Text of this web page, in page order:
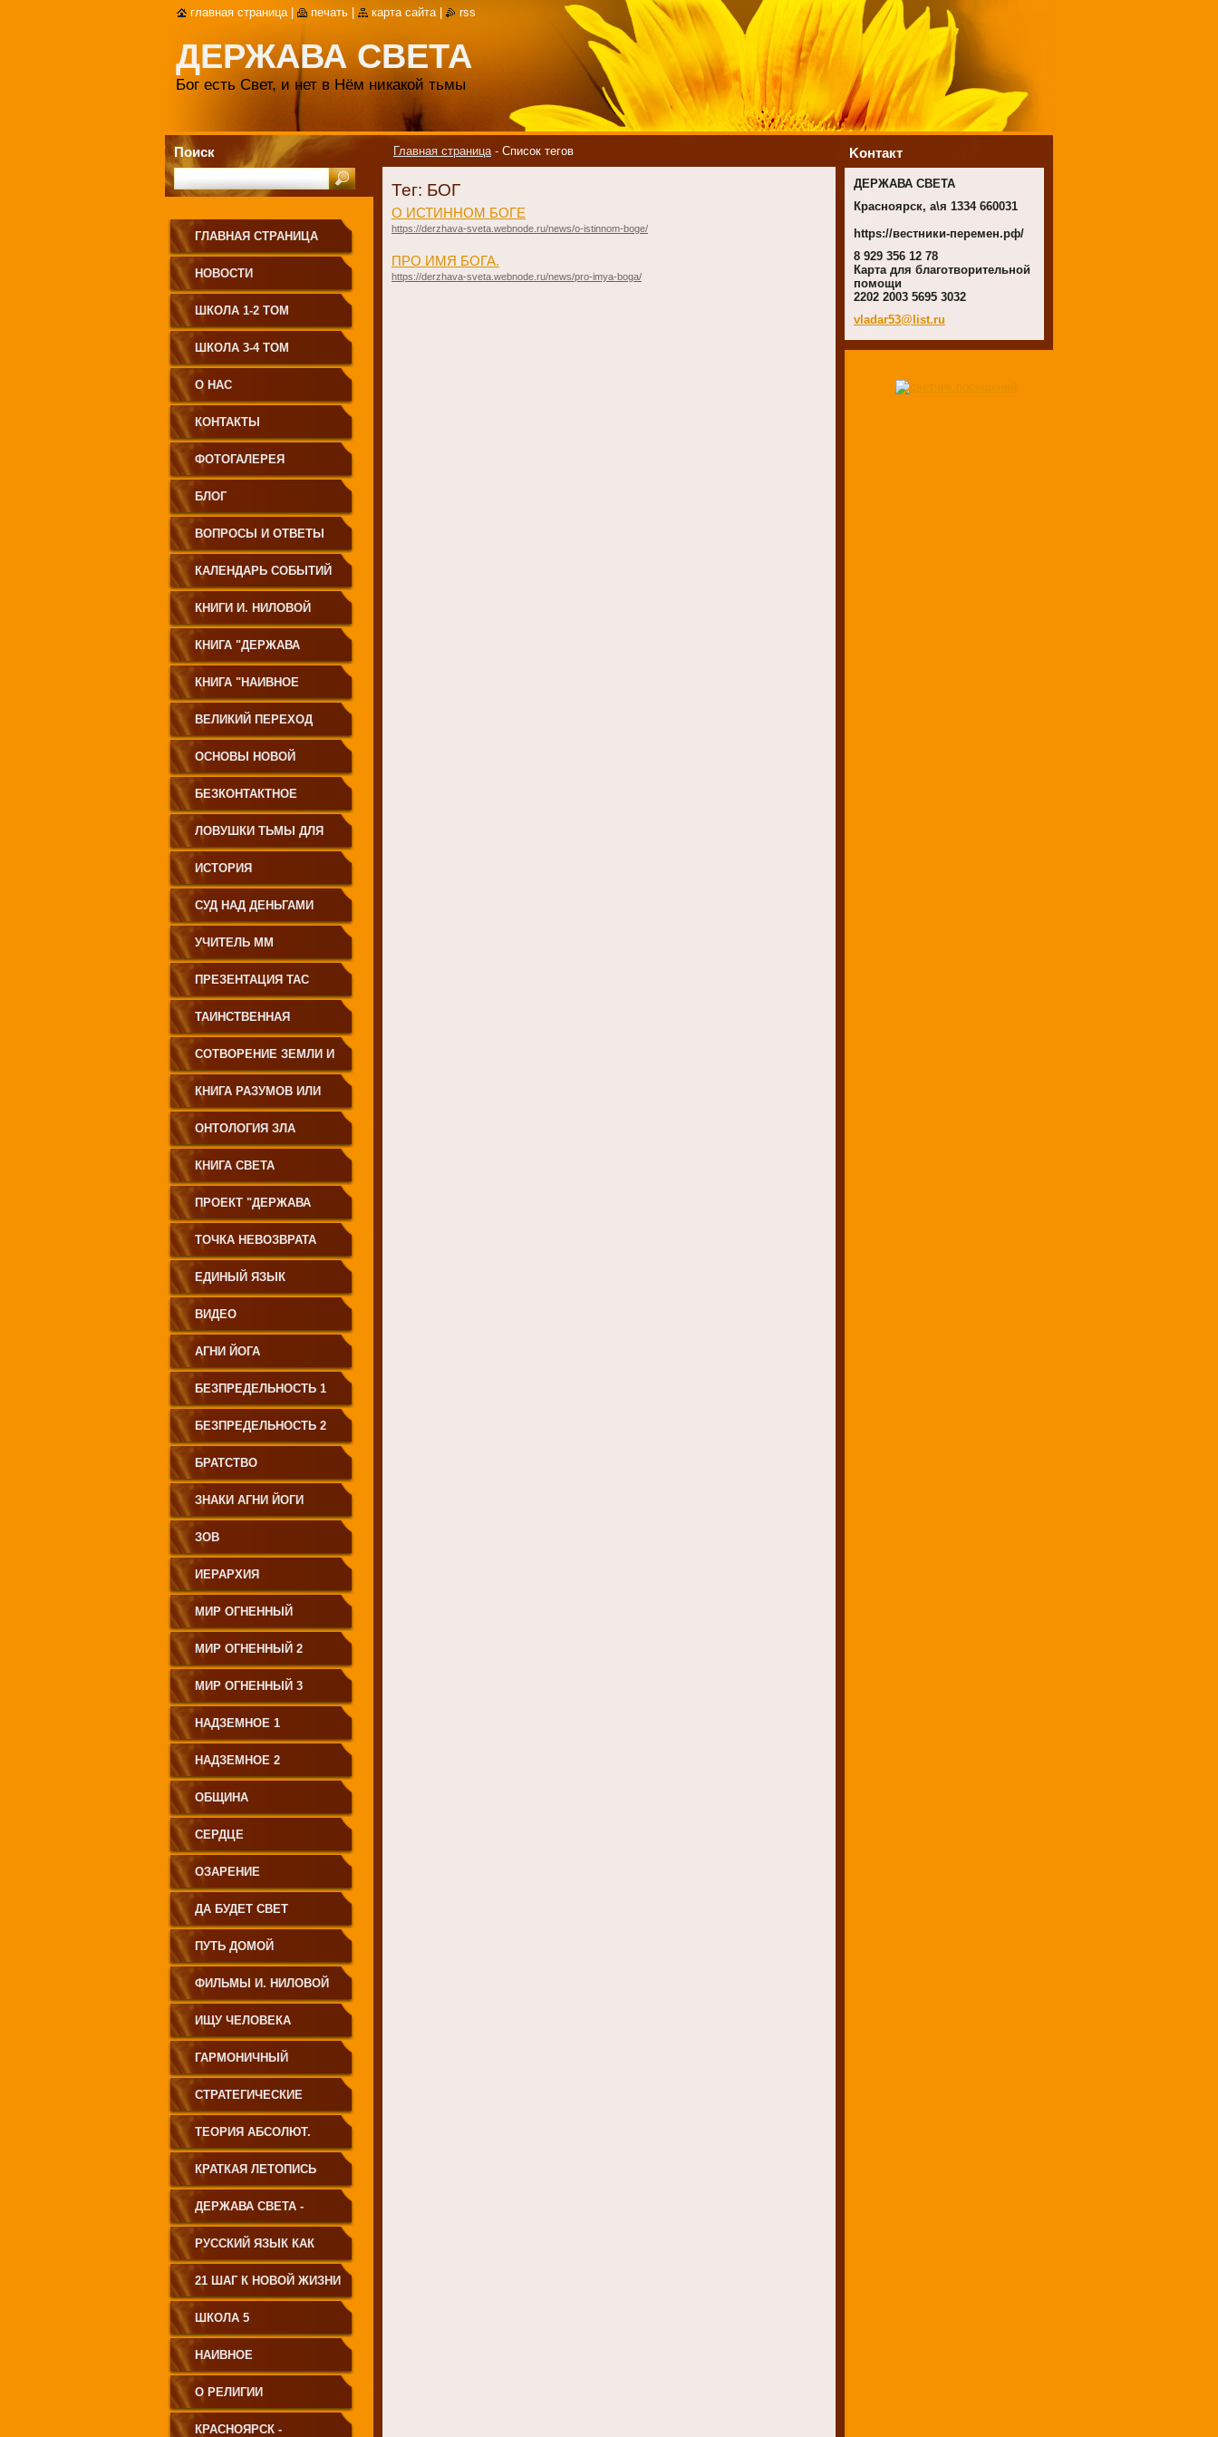
ДЕРЖАВА СВЕТА
Бог есть Свет, и нет в Нём никакой тьмы
Главная страница - Список тегов
Тег: БОГ
О ИСТИННОМ БОГЕ
https://derzhava-sveta.webnode.ru/news/o-istinnom-boge/
​ПРО ИМЯ БОГА.
https://derzhava-sveta.webnode.ru/news/pro-imya-boga/
ГЛАВНАЯ СТРАНИЦА
НОВОСТИ
ШКОЛА 1-2 ТОМ
ШКОЛА 3-4 ТОМ
О НАС
КОНТАКТЫ
ФОТОГАЛЕРЕЯ
БЛОГ
ВОПРОСЫ И ОТВЕТЫ
КАЛЕНДАРЬ СОБЫТИЙ
КНИГИ И. НИЛОВОЙ
КНИГА "ДЕРЖАВА
СВЕТА
КНИГА "НАИВНОЕ
СВЕТОПРЕСТАВЛЕНИЕ"
ВЕЛИКИЙ ПЕРЕХОД
ОСНОВЫ НОВОЙ
ЦИВИЛИЗАЦИИ
БЕЗКОНТАКТНОЕ
ЗЕМЛЕДЕЛИЕ
ЛОВУШКИ ТЬМЫ ДЛЯ
МОЛОДЁЖИ
ИСТОРИЯ
ПРОИСХОЖДЕНИЯ
РУССКОГО НАРОДА
СУД НАД ДЕНЬГАМИ
УЧИТЕЛЬ ММ
ПРЕЗЕНТАЦИЯ ТАС
ТАИНСТВЕННАЯ
СИБИРЬ
СОТВОРЕНИЕ ЗЕМЛИ И
ЕЁ ЖИТЕЛЕЙ
КНИГА РАЗУМОВ ИЛИ
ПОЛЕЙ
ОНТОЛОГИЯ ЗЛА
КНИГА СВЕТА
ПРОЕКТ "ДЕРЖАВА
СВЕТА"
ТОЧКА НЕВОЗВРАТА
ЕДИНЫЙ ЯЗЫК
ЧЕЛОВЕЧЕСТВА
ВИДЕО
АГНИ ЙОГА
БЕЗПРЕДЕЛЬНОСТЬ 1
БЕЗПРЕДЕЛЬНОСТЬ 2
БРАТСТВО
ЗНАКИ АГНИ ЙОГИ
ЗОВ
ИЕРАРХИЯ
МИР ОГНЕННЫЙ
МИР ОГНЕННЫЙ 2
МИР ОГНЕННЫЙ 3
НАДЗЕМНОЕ 1
НАДЗЕМНОЕ 2
ОБЩИНА
СЕРДЦЕ
ОЗАРЕНИЕ
ДА БУДЕТ СВЕТ
ПУТЬ ДОМОЙ
ФИЛЬМЫ И. НИЛОВОЙ
ИЩУ ЧЕЛОВЕКА
ГАРМОНИЧНЫЙ
ЧЕЛОВЕК
СТРАТЕГИЧЕСКИЕ
ЧЕРТЫ УКЛАДА
ГОСУДАРСТВА
ПРИНЦИПИАЛЬНО
НОВОГО ТИПА
ТЕОРИЯ АБСОЛЮТ.
СВЕТА
КРАТКАЯ ЛЕТОПИСЬ
ЧЕЛОВЕЧЕСТВА
ДЕРЖАВА СВЕТА -
ВЕНЕЦ ЧЕЛОВЕЧЕСТВА
РУССКИЙ ЯЗЫК КАК
ЧАСТЬ МАТРИЦЫ
ТВОРЕНИЯ
21 ШАГ К НОВОЙ ЖИЗНИ
ШКОЛА 5
НАИВНОЕ
СВЕТОПРЕДСТАВЛЕНИЕ
О РЕЛИГИИ
КРАСНОЯРСК -
Koнтакт
ДЕРЖАВА СВЕТА
Красноярск, а\я 1334 660031
https://вестники-перемен.рф/
8 929 356 12 78
Карта для благотворительной
помощи
2202 2003 5695 3032
vladar53@list.ru
Поиск
главная страница печать карта сайта rss